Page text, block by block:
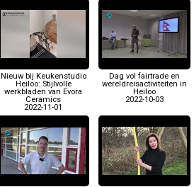
Nieuw bij Keukenstudio
Heiloo: Stijlvolle
werkbladen van Evora
Ceramics
2022-11-01
Dag vol fairtrade en
wereldreisactiviteiten in
Heiloo
2022-10-03